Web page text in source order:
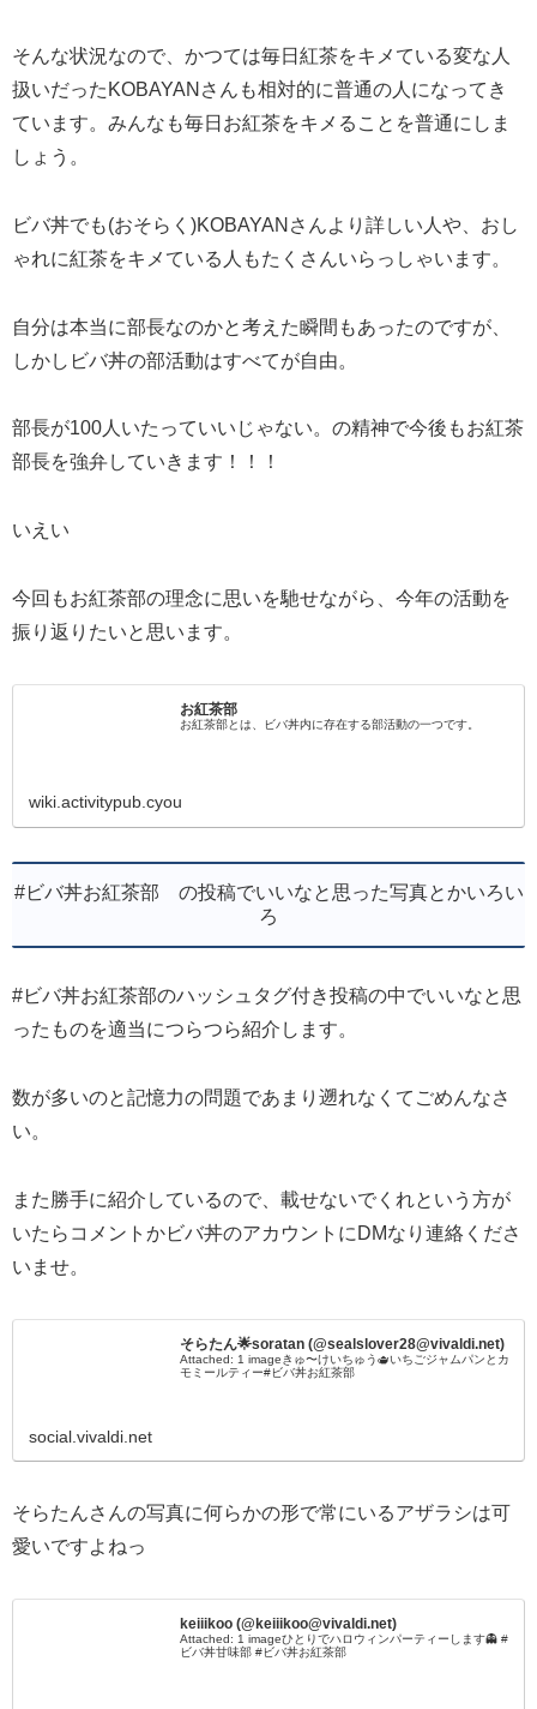
そんな状況なので、かつては毎日紅茶をキメている変な人
扱いだったKOBAYANさんも相対的に普通の人になってき
ています。みんなも毎日お紅茶をキメることを普通にしま
しょう。
ビバ丼でも(おそらく)KOBAYANさんより詳しい人や、おし
ゃれに紅茶をキメている人もたくさんいらっしゃいます。
自分は本当に部長なのかと考えた瞬間もあったのですが、
しかしビバ丼の部活動はすべてが自由。
部長が100人いたっていいじゃない。の精神で今後もお紅茶
部長を強弁していきます！！！
いえい
今回もお紅茶部の理念に思いを馳せながら、今年の活動を
振り返りたいと思います。
お紅茶部
お紅茶部とは、ビバ丼内に存在する部活動の一つです。
wiki.activitypub.cyou
#ビバ丼お紅茶部 の投稿でいいなと思った写真とかいろい
ろ
#ビバ丼お紅茶部のハッシュタグ付き投稿の中でいいなと思
ったものを適当につらつら紹介します。
数が多いのと記憶力の問題であまり遡れなくてごめんなさ
い。
また勝手に紹介しているので、載せないでくれという方が
いたらコメントかビバ丼のアカウントにDMなり連絡くださ
いませ。
そらたん🌟soratan (@sealslover28@vivaldi.net)
Attached: 1 imageきゅ〜けいちゅう🫖いちごジャムパンとカ
モミールティー#ビバ丼お紅茶部
social.vivaldi.net
そらたんさんの写真に何らかの形で常にいるアザラシは可
愛いですよねっ
keiiikoo (@keiiikoo@vivaldi.net)
Attached: 1 imageひとりでハロウィンパーティーします👻 #
ビバ丼甘味部 #ビバ丼お紅茶部